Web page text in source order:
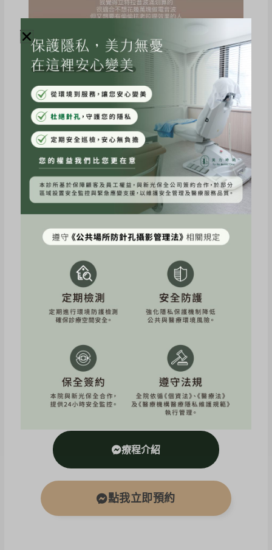
文章來源：Instagram.com/annielovessummer
療程介紹
點我立即預約